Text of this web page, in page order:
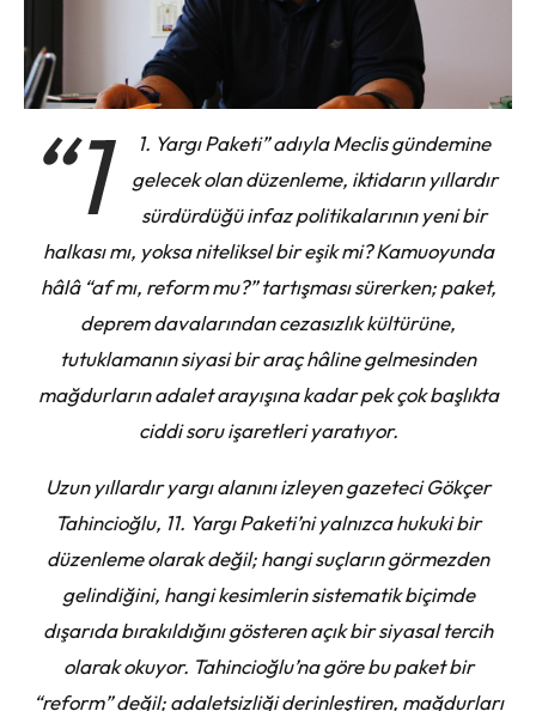
“1
1. Yargı Paketi” adıyla Meclis gündemine
gelecek olan düzenleme, iktidarın yıllardır
sürdürdüğü infaz politikalarının yeni bir
halkası mı, yoksa niteliksel bir eşik mi? Kamuoyunda
hâlâ “af mı, reform mu?” tartışması sürerken; paket,
deprem davalarından cezasızlık kültürüne,
tutuklamanın siyasi bir araç hâline gelmesinden
mağdurların adalet arayışına kadar pek çok başlıkta
ciddi soru işaretleri yaratıyor.
Uzun yıllardır yargı alanını izleyen gazeteci Gökçer
Tahincioğlu, 11. Yargı Paketi’ni yalnızca hukuki bir
düzenleme olarak değil; hangi suçların görmezden
gelindiğini, hangi kesimlerin sistematik biçimde
dışarıda bırakıldığını gösteren açık bir siyasal tercih
olarak okuyor. Tahincioğlu’na göre bu paket bir
“reform” değil; adaletsizliği derinleştiren, mağdurları